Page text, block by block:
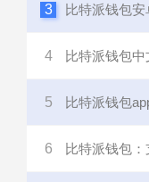
3 比特派钱包安
4 比特派钱包中文
5 比特派钱包app
6 比特派钱包：